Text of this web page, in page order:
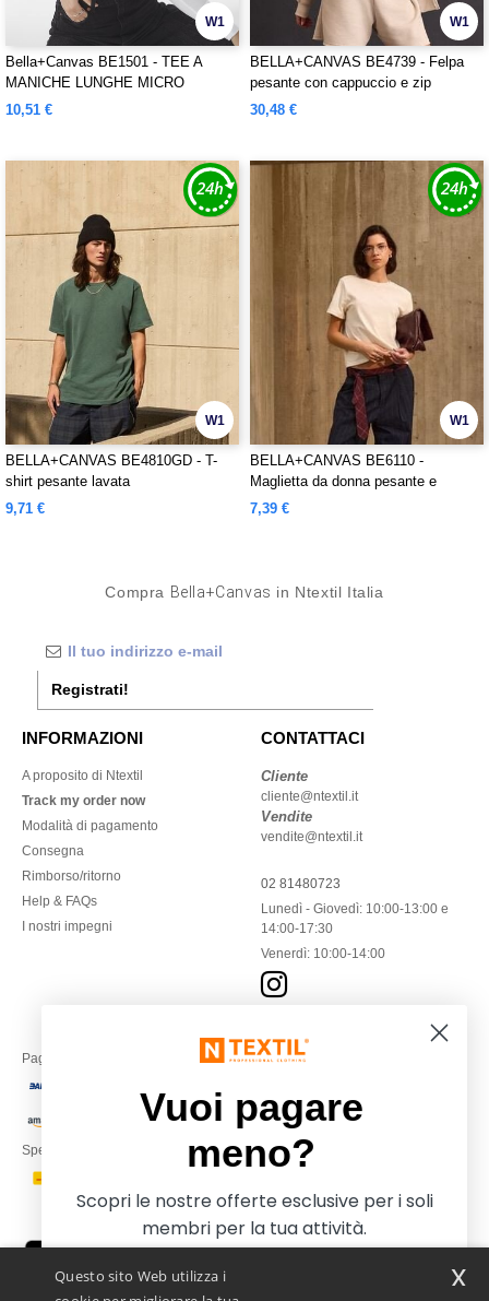
W1
Bella+Canvas BE1501 - TEE A
MANICHE LUNGHE MICRO
COSTINE DA DONNA
10,51 €
W1
BELLA+CANVAS BE4739 - Felpa
pesante con cappuccio e zip
30,48 €
W1
BELLA+CANVAS BE4810GD - T-
shirt pesante lavata
9,71 €
W1
BELLA+CANVAS BE6110 -
Maglietta da donna pesante e
squadrata
7,39 €
Compra Bella+Canvas in Ntextil Italia
Registrati!
INFORMAZIONI
A proposito di Ntextil
Track my order now
Modalità di pagamento
Consegna
Rimborso/ritorno
Help & FAQs
I nostri impegni
CONTATTACI
Cliente
cliente@ntextil.it
Vendite
vendite@ntextil.it
02 81480723
Lunedì - Giovedì: 10:00-13:00 e
14:00-17:30
Venerdì: 10:00-14:00
Paga con
Spediamo con
Questo sito Web utilizza i
x
Vuoi pagare
meno?
Scopri le nostre offerte esclusive per i soli
membri per la tua attività.